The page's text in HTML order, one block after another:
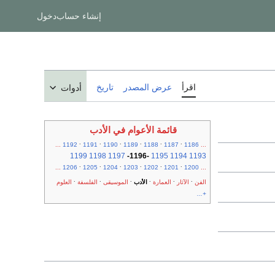
إنشاء حسابدخول
اقرأ عرض المصدر تاريخ أدوات
قائمة الأعوام في الأدب
...
1186
1187
1188
1189
1190
1191
1192
...
1193
1194
1195
-
1196
-
1197
1198
1199
...
1200
1201
1202
1203
1204
1205
1206
...
الفن الآثار العمارة الأدب الموسيقى الفلسفة
العلوم
+...